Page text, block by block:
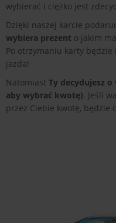
wybierać i ciężko jest
Dzięki naszej karcie
wybiera prezent o jakim
Po otrzymaniu karty będzie
jazda!
Natomiast Ty decydujesz o
aby wybrać kwotę). Jeśli
przez Ciebie kwotę, będzie